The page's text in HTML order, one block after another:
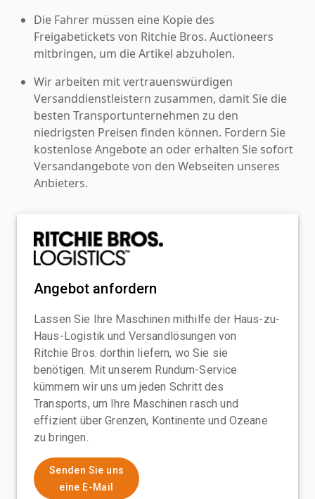
Die Fahrer müssen eine Kopie des
Freigabetickets von Ritchie Bros. Auctioneers
mitbringen, um die Artikel abzuholen.
Wir arbeiten mit vertrauenswürdigen
Versanddienstleistern zusammen, damit Sie die
besten Transportunternehmen zu den
niedrigsten Preisen finden können. Fordern Sie
kostenlose Angebote an oder erhalten Sie sofort
Versandangebote von den Webseiten unseres
Anbieters.
Angebot anfordern
Lassen Sie Ihre Maschinen mithilfe der Haus-zu-
Haus-Logistik und Versandlösungen von
Ritchie Bros. dorthin liefern, wo Sie sie
benötigen. Mit unserem Rundum-Service
kümmern wir uns um jeden Schritt des
Transports, um Ihre Maschinen rasch und
effizient über Grenzen, Kontinente und Ozeane
zu bringen.
Senden Sie uns
eine E-Mail